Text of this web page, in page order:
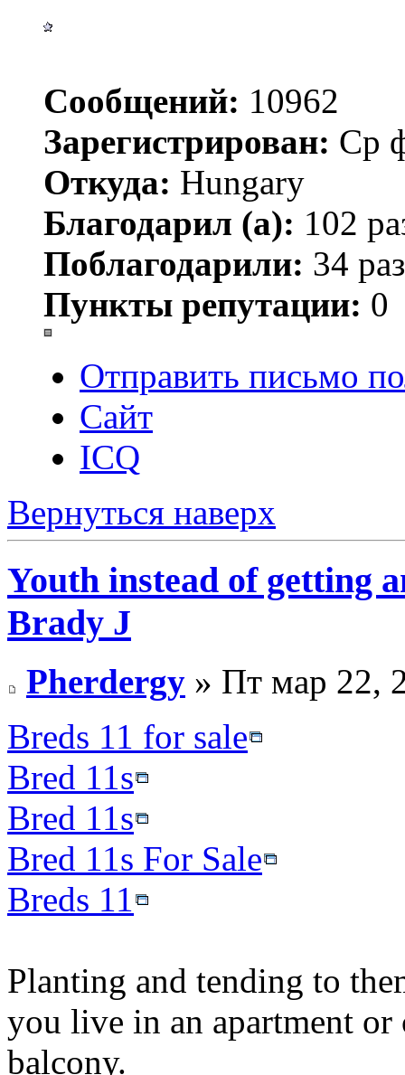
Сообщений: 10962
Зарегистрирован: Ср
Откуда: Hungary
Благодарил (а): 102
Поблагодарили: 34
Пункты репутации: 0
Отправить письмо
Сайт
ICQ
Вернуться наверх
Youth instead of getting
Brady J
Pherdergy » Пт мар 22,
Breds 11 for sale
Bred 11s
Bred 11s
Bred 11s For Sale
Breds 11
Planting and tending to
you live in an apartment
balcony.